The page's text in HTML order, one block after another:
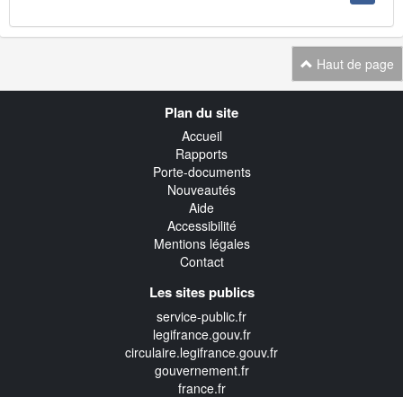
Haut de page
Plan du site
Accueil
Rapports
Porte-documents
Nouveautés
Aide
Accessibilité
Mentions légales
Contact
Les sites publics
service-public.fr
legifrance.gouv.fr
circulaire.legifrance.gouv.fr
gouvernement.fr
france.fr